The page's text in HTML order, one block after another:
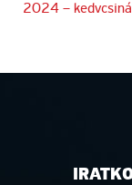
navigáció
2024 –